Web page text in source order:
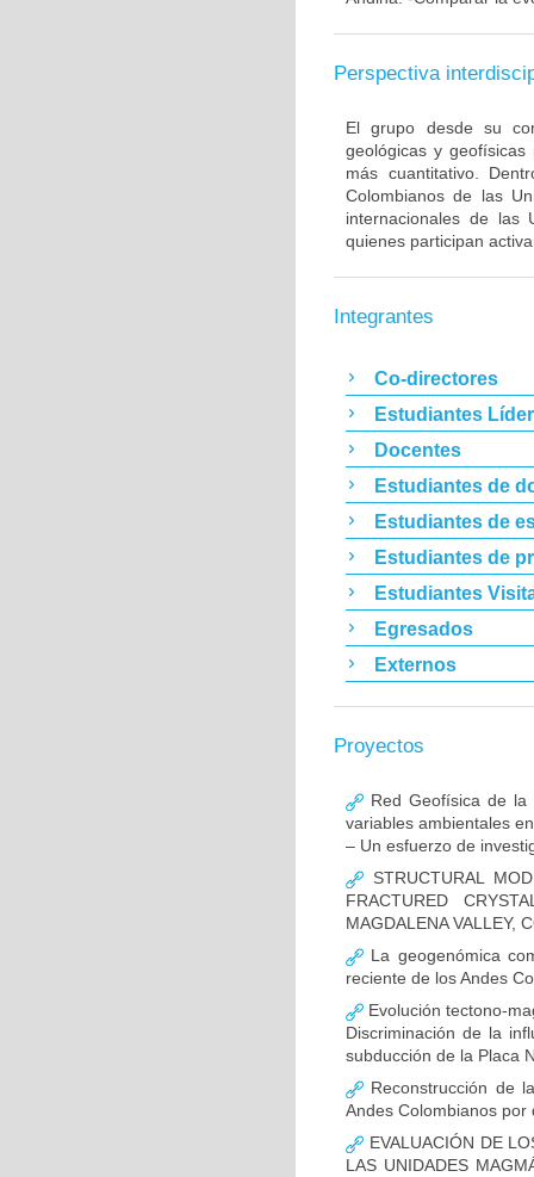
Perspectiva
El grupo desde su
geológicas y
más cuantitativo.
Colombianos de las
internacionales de las
quienes participan
Integrantes
Co-directores
Estudiantes
Docentes
Estudiantes de
Estudiantes de
Estudiantes de
Estudiantes
Egresados
Externos
Proyectos
Red Geofísica de la
variables ambientales
– Un esfuerzo de
STRUCTURAL
FRACTURED
MAGDALENA VALLEY,
La geogenómica
reciente de los Andes
Evolución tectono-
Discriminación de la
subducción de la Placa
Reconstrucción de
Andes Colombianos por
EVALUACIÓN DE
LAS UNIDADES